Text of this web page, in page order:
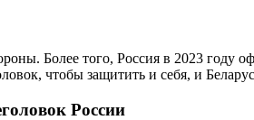
Более того, Россия в 2023
чтобы защитить и себя, и
России